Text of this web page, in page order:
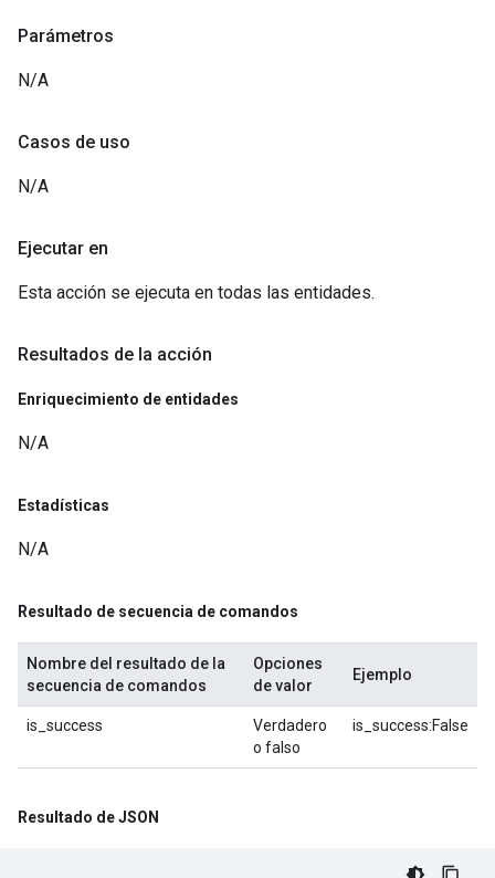
Parámetros
N/A
Casos de uso
N/A
Ejecutar en
Esta acción se ejecuta en todas las entidades.
Resultados de la acción
Enriquecimiento de entidades
N/A
Estadísticas
N/A
Resultado de secuencia de comandos
Nombre del resultado de la
secuencia de comandos
Opciones
de valor
Ejemplo
is_success
Verdadero
o falso
is_success:False
Resultado de JSON